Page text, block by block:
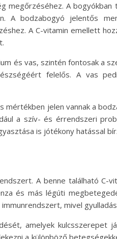
megőrzéséhez. A bogyókban
A bodzabogyó jelentős
A C-vitamin emellett
és vas, szintén fontosak a
felelős. A vas
jelen vannak a
a szív- és érrendszeri
is jótékony hatással bír.
A benne található C-
és más légúti
mivel
amelyek kulcsszerepet
a különböző